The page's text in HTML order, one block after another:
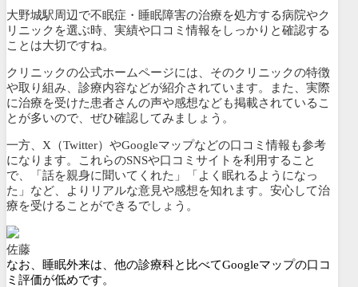
大野城駅周辺で不眠症・睡眠障害の治療を処方する病院やク
リニックを選ぶ時、実績や口コミ情報をしっかりと確認する
ことは大切ですね。
クリニックの公式ホームページには、そのクリニックの特徴
や取り組み、診療内容などが紹介されています。また、 実際
に治療を受けた患者さんの声や感想なども掲載されているこ
とが多いので、ぜひ確認してみましょう。
一方、X（Twitter）やGoogleマップなどの口コミ情報も参考
になります。これらのSNSや口コミサイトを利用すること
で、「話を親身に聞いてくれた」「よく眠れるようになっ
た」など、よりリアルな意見や感想を知れます。安心して治
療を受けることができるでしょう。
佐藤
なお、睡眠外来は、他の診療科と比べてGoogleマップの口コ
ミ評価が低めです。